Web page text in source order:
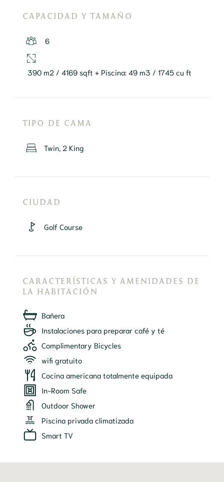
CAPACIDAD Y TAMAÑO
6
390 m2 / 4169 sqft + Piscina: 49 m3 / 1745 cu ft
TIPO DE CAMA
Twin, 2 King
CIUDAD
Golf Course
CARACTERÍSTICAS Y AMENIDADES DE
LA HABITACIÓN
Bañera
Instalaciones para preparar café y té
Complimentary Bicycles
wifi gratuito
Cocina americana totalmente equipada
In-Room Safe
Outdoor Shower
Piscina privada climatizada
Smart TV